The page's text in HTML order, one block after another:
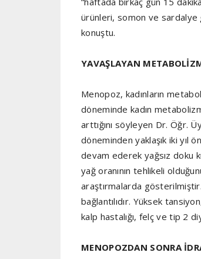
ürünleri, somon ve sardalye
konuştu.
YAVAŞLAYAN
Menopoz, kadınların
döneminde kadın
arttığını söyleyen Dr. Öğr.
döneminden yaklaşık iki yıl
devam ederek yağsız doku
yağ oranının tehlikeli
araştırmalarda
bağlantılıdır. Yüksek
kalp hastalığı, felç ve tip 2
MENOPOZDAN SONRA